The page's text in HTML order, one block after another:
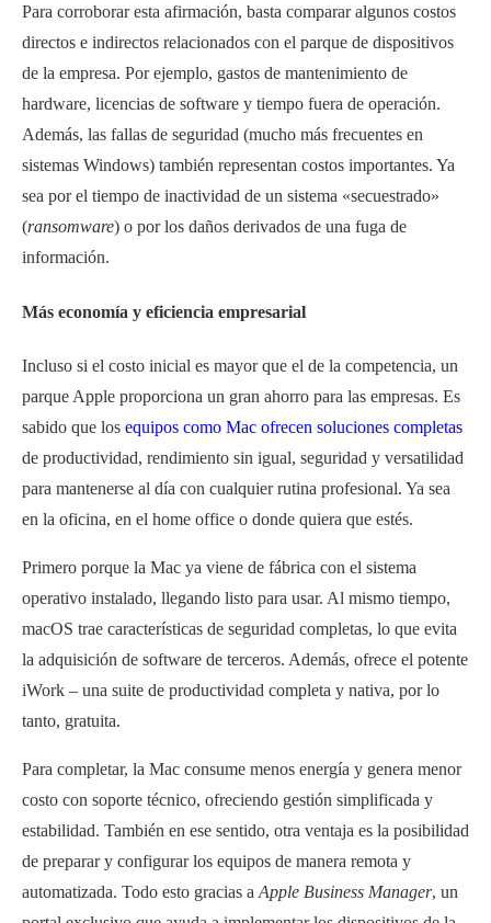
Para corroborar esta afirmación, basta comparar algunos costos
directos e indirectos relacionados con el parque de dispositivos
de la empresa. Por ejemplo, gastos de mantenimiento de
hardware, licencias de software y tiempo fuera de operación.
Además, las fallas de seguridad (mucho más frecuentes en
sistemas Windows) también representan costos importantes. Ya
sea por el tiempo de inactividad de un sistema «secuestrado»
(ransomware) o por los daños derivados de una fuga de
información.
Más economía y eficiencia empresarial
Incluso si el costo inicial es mayor que el de la competencia, un
parque Apple proporciona un gran ahorro para las empresas. Es
sabido que los equipos como Mac ofrecen soluciones completas
de productividad, rendimiento sin igual, seguridad y versatilidad
para mantenerse al día con cualquier rutina profesional. Ya sea
en la oficina, en el home office o donde quiera que estés.
Primero porque la Mac ya viene de fábrica con el sistema
operativo instalado, llegando listo para usar. Al mismo tiempo,
macOS trae características de seguridad completas, lo que evita
la adquisición de software de terceros. Además, ofrece el potente
iWork – una suite de productividad completa y nativa, por lo
tanto, gratuita.
Para completar, la Mac consume menos energía y genera menor
costo con soporte técnico, ofreciendo gestión simplificada y
estabilidad. También en ese sentido, otra ventaja es la posibilidad
de preparar y configurar los equipos de manera remota y
automatizada. Todo esto gracias a Apple Business Manager, un